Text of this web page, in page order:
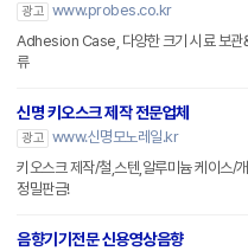
광고 www.probes.co.kr
Adhesion Case, 다양한 크기 시료 보관
류
신명 키오스크 제작 전문업체
광고 www.신명모노레일.kr
키오스크 제작/철,스텐,알루미늄 케이스/
정밀판금!
음향기기전문 신용영상음향